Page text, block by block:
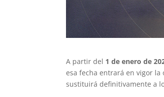
A partir del 1 de enero de
esa fecha entrará en vigor
sustituirá definitivamente a